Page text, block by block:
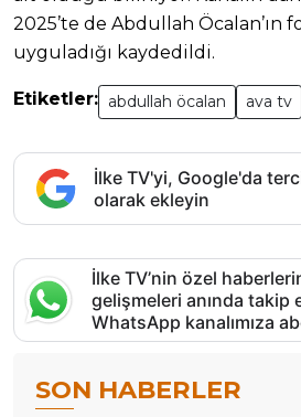
2025’te de Abdullah Öcalan’ın
uyguladığı kaydedildi.
Etiketler: abdullah öcalan ava tv
İlke TV'yi, Google'da
olarak ekleyin
İlke TV’nin özel
gelişmeleri anında takip
WhatsApp kanalımıza
SON HABERLER